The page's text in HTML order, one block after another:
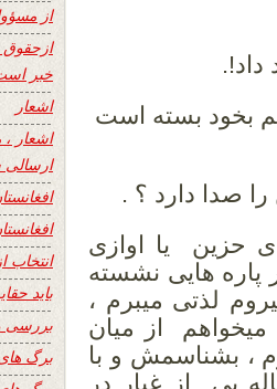
بخود بسته است
صدا دارد ؟ .
حزین یا اوازی
پاره هایی نشسته
لذتی میبرم ،
از میان
، بشناسمش و با
یی از غبار در
از
ازحقوق
خبر
اشعار
اشعار ،
ارسالی
انتخاب
باید
بررسی
برگ های